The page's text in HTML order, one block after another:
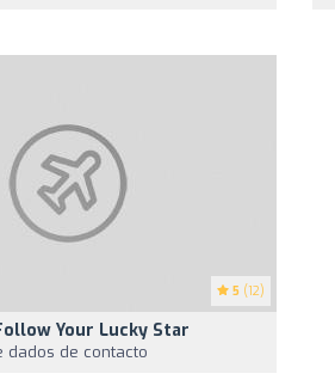
5 (12)
Your Lucky Star
dados de contacto